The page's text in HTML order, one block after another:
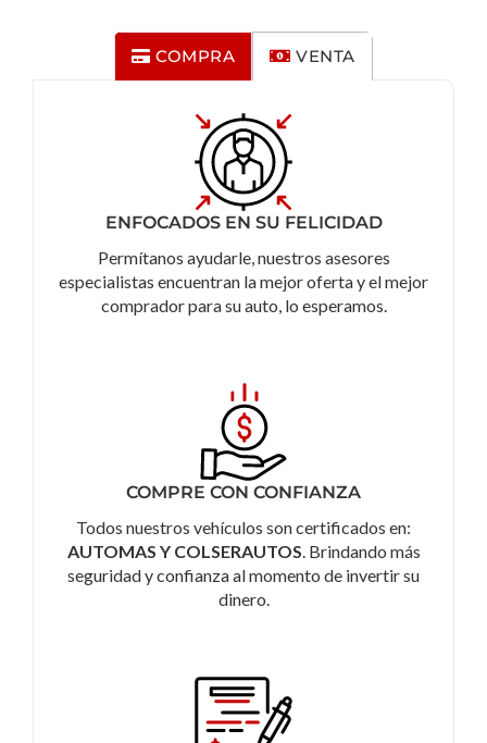
COMPRA VENTA
ENFOCADOS EN SU FELICIDAD
Permítanos ayudarle, nuestros asesores
especialistas encuentran la mejor oferta y el mejor
comprador para su auto, lo esperamos.
COMPRE CON CONFIANZA
Todos nuestros vehículos son certificados en:
AUTOMAS Y COLSERAUTOS . Brindando más
seguridad y confianza al momento de invertir su
dinero.